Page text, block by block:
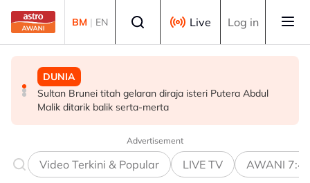
Skip to main content
BM | EN Live Log in
DUNIA
Sultan Brunei titah gelaran diraja isteri Putera Abdul
Malik ditarik balik serta-merta
MALAYSIA
Terengganu adakan sesi libat urus bincang isu
kerosakan terumbu karang di Pulau Redang
POLITIK
Tiada keperluan PRU16 awal, parti komponen kekal
sokong PM - Fahmi
Advertisement
Video Terkini & Popular LIVE TV AWANI